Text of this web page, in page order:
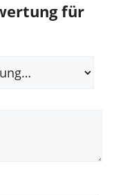
für